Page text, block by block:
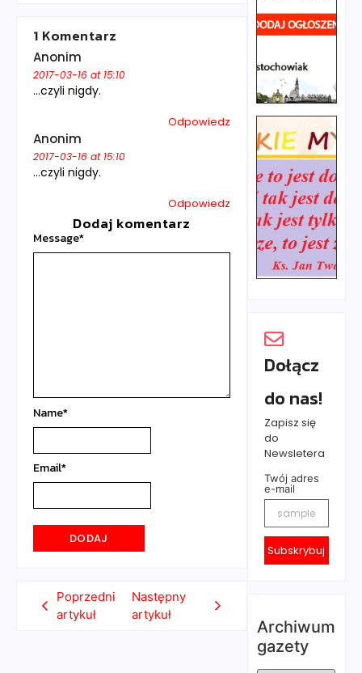
1 Komentarz
Anonim
2017-03-16 at 15:10
…czyli nigdy.
Odpowiedz
Anonim
2017-03-16 at 15:10
…czyli nigdy.
Odpowiedz
Dodaj komentarz
Message*
Name*
Email*
Poprzedni
artykuł
Następny
artykuł
Dołącz
do nas!
Zapisz się
do
Newsletera
Twój adres
e-mail
Subskrybuj
Archiwum
gazety